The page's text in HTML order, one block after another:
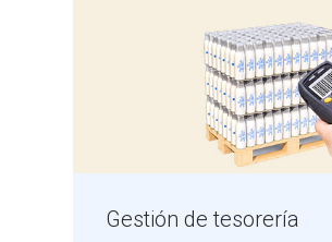
Gestiónde tesorería